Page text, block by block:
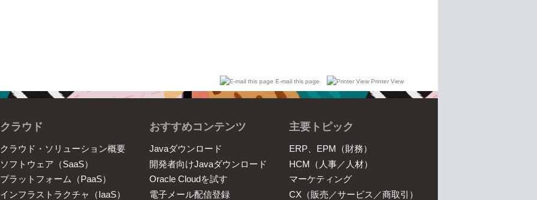
E-mail this page Printer View
クラウド
クラウド・ソリューション概要
ソフトウェア（SaaS）
プラットフォーム（PaaS）
インフラストラクチャ（IaaS）
おすすめコンテンツ
Javaダウンロード
開発者向けJavaダウンロード
Oracle Cloudを試す
電子メール配信登録
主要トピック
ERP、EPM（財務）
HCM（人事／人材）
マーケティング
CX（販売／サービス／商取引）